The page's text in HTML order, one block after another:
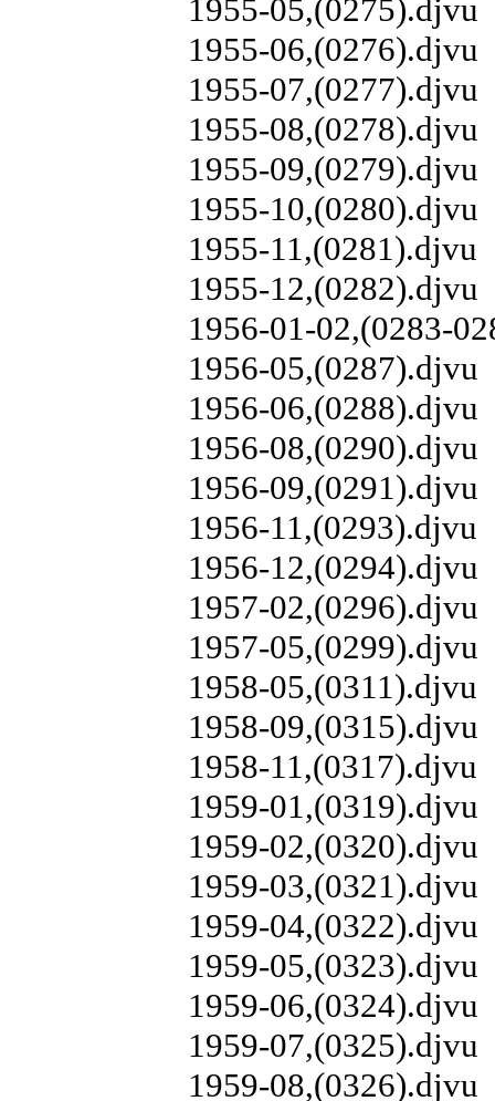
1955-05,(0275).djvu
1955-06,(0276).djvu
1955-07,(0277).djvu
1955-08,(0278).djvu
1955-09,(0279).djvu
1955-10,(0280).djvu
1955-11,(0281).djvu
1955-12,(0282).djvu
1956-01-02,(0283-
1956-05,(0287).djvu
1956-06,(0288).djvu
1956-08,(0290).djvu
1956-09,(0291).djvu
1956-11,(0293).djvu
1956-12,(0294).djvu
1957-02,(0296).djvu
1957-05,(0299).djvu
1958-05,(0311).djvu
1958-09,(0315).djvu
1958-11,(0317).djvu
1959-01,(0319).djvu
1959-02,(0320).djvu
1959-03,(0321).djvu
1959-04,(0322).djvu
1959-05,(0323).djvu
1959-06,(0324).djvu
1959-07,(0325).djvu
1959-08,(0326).djvu